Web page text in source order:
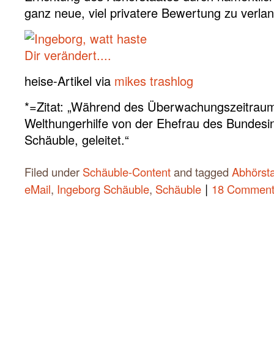
ganz neue, viel privatere Bewertung zu
heise-Artikel via mikes trashlog
*=Zitat: „Während des
Welthungerhilfe von der Ehefrau des
Schäuble, geleitet.“
Filed under Schäuble-Contentand tagged
eMail, Ingeborg Schäuble, Schäuble | 18